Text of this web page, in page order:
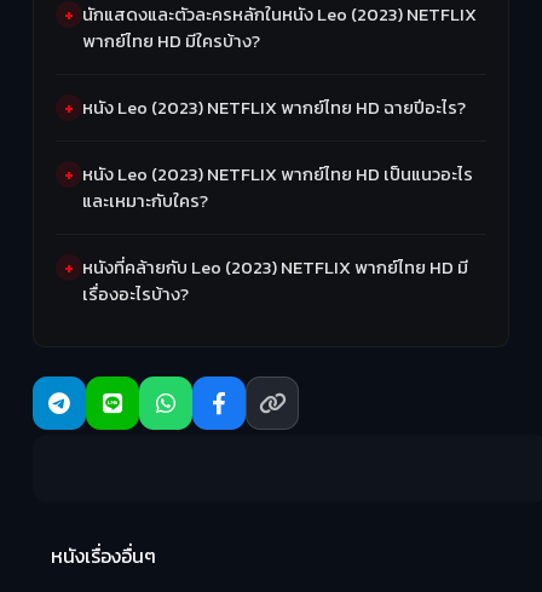
นักแสดงและตัวละครหลักในหนัง Leo (2023) NETFLIX
พากย์ไทย HD มีใครบ้าง?
หนัง Leo (2023) NETFLIX พากย์ไทย HD ฉายปีอะไร?
หนัง Leo (2023) NETFLIX พากย์ไทย HD เป็นแนวอะไร
และเหมาะกับใคร?
หนังที่คล้ายกับ Leo (2023) NETFLIX พากย์ไทย HD มี
เรื่องอะไรบ้าง?
หนังเรื่องอื่นๆ